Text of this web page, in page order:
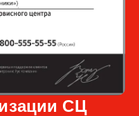
СЦ